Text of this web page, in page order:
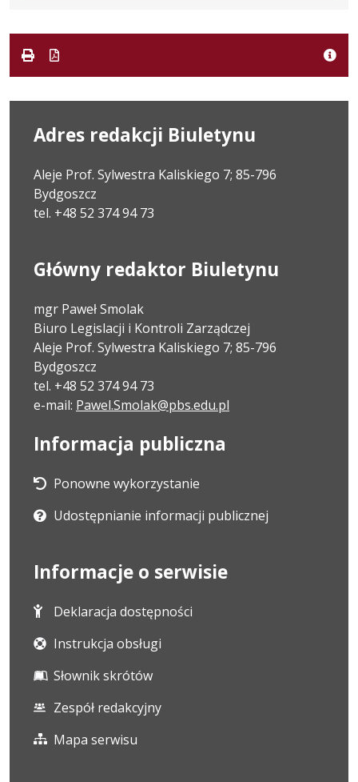
Adres redakcji Biuletynu
Aleje Prof. Sylwestra Kaliskiego 7; 85-796
Bydgoszcz
tel. +48 52 374 94 73
Główny redaktor Biuletynu
mgr Paweł Smolak
Biuro Legislacji i Kontroli Zarządczej
Aleje Prof. Sylwestra Kaliskiego 7; 85-796
Bydgoszcz
tel. +48 52 374 94 73
e-mail: Pawel.Smolak@pbs.edu.pl
Informacja publiczna
Ponowne wykorzystanie
Udostępnianie informacji publicznej
Informacje o serwisie
Deklaracja dostępności
Instrukcja obsługi
Słownik skrótów
Zespół redakcyjny
Mapa serwisu